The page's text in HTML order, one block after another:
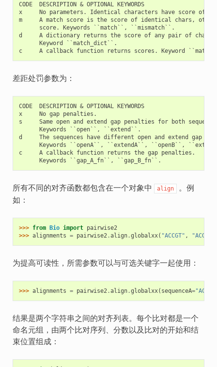
CODE  DESCRIPTION & OPTIONAL KEYWORDS
x     No parameters. Identical characters have score of
m     A match score is the score of identical chars,
      score. Keywords ``match``, ``mismatch``.
d     A dictionary returns the score of any pair of
      Keyword ``match_dict``.
差距处罚参数为：
CODE  DESCRIPTION & OPTIONAL KEYWORDS
x     No gap penalties.
s     Same open and extend gap penalties for both
      Keywords ``open``, ``extend``.
d     The sequences have different open and extend gap
Keywords ``openA``, ``extendA``, ``openB``,
c     A callback function returns the gap penalties.
所有不同的对齐函数都包含在一个对象中 align
。例
如：
>>> from Bio import pairwise2
>>> alignments = pairwise2.align.globalxx( "ACCGT" , "ACG"
为提高可读性，所需参数可以与可选关键字一起使用：
>>> alignments = pairwise2.align.globalxx( sequenceA=
结果是两个字符串之间的对齐列表。每个比对都是一个
命名元组，由两个比对序列、分数以及比对的开始和结
束位置组成：